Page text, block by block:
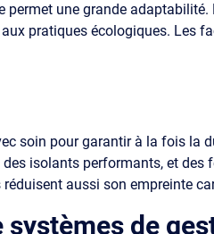
une grande adaptabilité.
pratiques écologiques. Les
soin pour garantir à la fois la
isolants performants, et des
réduisent aussi son empreinte
de